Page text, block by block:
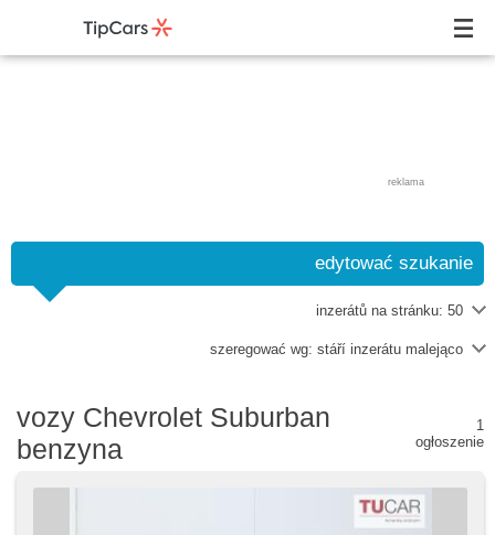
reklama
edytować szukanie
inzerátů na stránku: 50
szeregować wg: stáří inzerátu malejąco
vozy Chevrolet Suburban
benzyna
1
ogłoszenie